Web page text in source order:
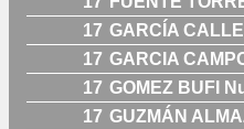
17 GARCÍA
17 GARCIA
17 GOMEZ BUFI
17 GUZMÁN